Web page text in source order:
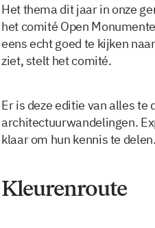
Het thema dit jaar in onze
het comité Open
eens echt goed te kijken
ziet, stelt het comité.
Er is deze editie van alles
architectuurwandelingen.
klaar om hun kennis te delen.
Kleurenroute